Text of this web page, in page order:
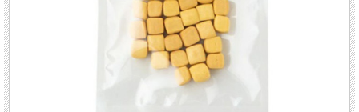
59種類の動物性・植物性の栄養素を含むユーグレナ（和名：ミドリムシ）を配合
したクッキータイプのおやつ。やわらかくふかしたかぼちゃの風味が生きるフレ